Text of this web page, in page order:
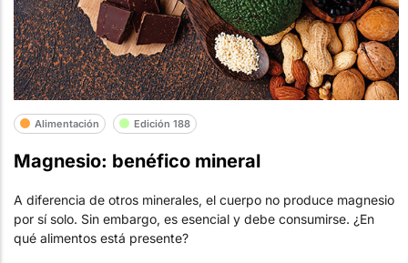
Alimentación Edición 188
Magnesio: benéfico mineral
A diferencia de otros minerales, el cuerpo no produce magnesio
por sí solo. Sin embargo, es esencial y debe consumirse. ¿En
qué alimentos está presente?